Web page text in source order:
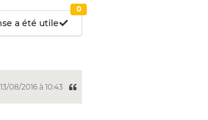
a été utile
0
08/2016 à 10:43